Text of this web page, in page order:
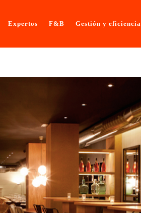
Expertos F&B Gestión y eficiencia